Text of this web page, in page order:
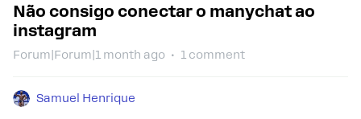
Não consigo conectar o manychat ao
instagram
Forum|Forum|1 month ago 1 comment
Samuel Henrique